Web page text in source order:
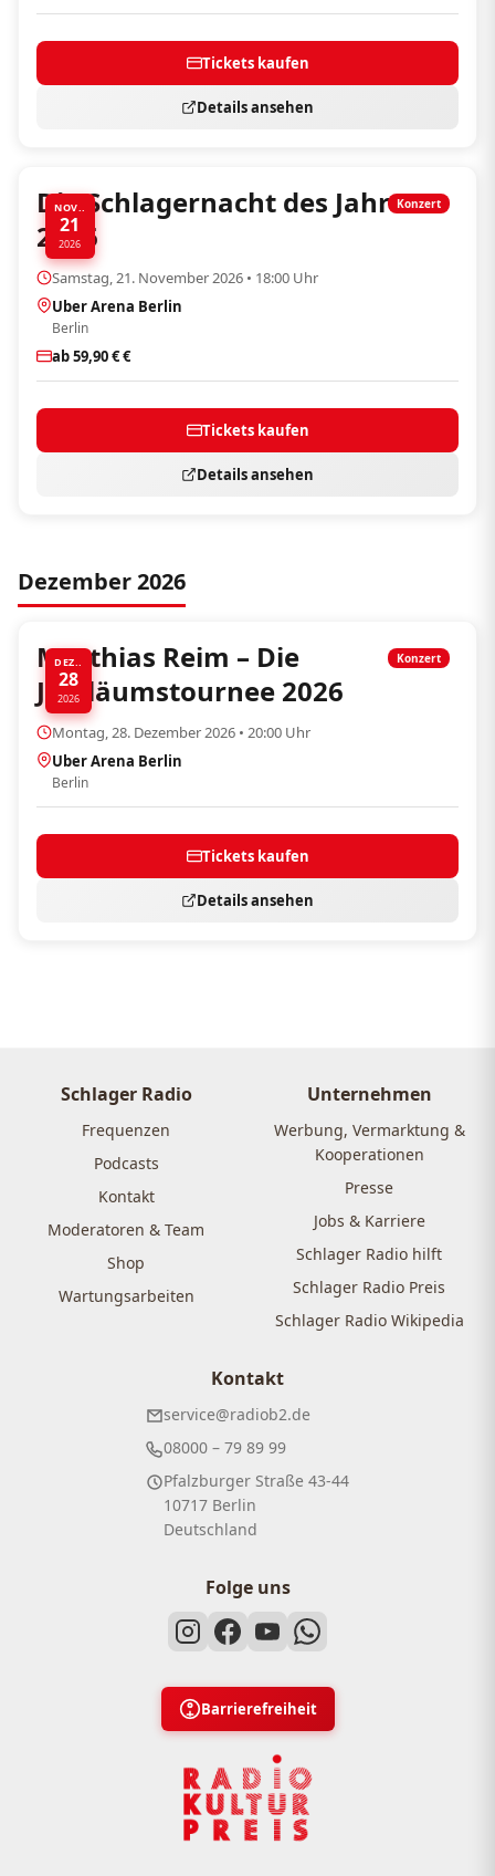
Tickets kaufen
Details ansehen
NOV..
21
2026
Konzert
Die Schlagernacht des Jahres
2026
Samstag, 21. November 2026 • 18:00 Uhr
Uber Arena Berlin
Berlin
ab 59,90 € €
Tickets kaufen
Details ansehen
Dezember 2026
DEZ..
28
2026
Konzert
Matthias Reim – Die
Jubiläumstournee 2026
Montag, 28. Dezember 2026 • 20:00 Uhr
Uber Arena Berlin
Berlin
Tickets kaufen
Details ansehen
Schlager Radio
Frequenzen
Podcasts
Kontakt
Moderatoren & Team
Shop
Wartungsarbeiten
Unternehmen
Werbung, Vermarktung &
Kooperationen
Presse
Jobs & Karriere
Schlager Radio hilft
Schlager Radio Preis
Schlager Radio Wikipedia
Kontakt
service@radiob2.de
08000 – 79 89 99
Pfalzburger Straße 43-44
10717 Berlin
Deutschland
Folge uns
Barrierefreiheit